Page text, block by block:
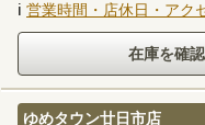
ℹ 営業時間・店休日・アク
ゆめタウン廿日市店